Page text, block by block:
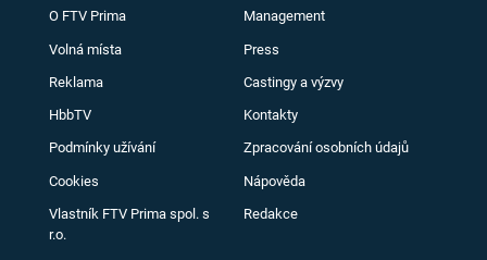
O FTV Prima Management
Volná místa Press
Reklama Castingy a výzvy
HbbTV Kontakty
Podmínky užívání Zpracování osobních údajů
Cookies Nápověda
Vlastník FTV Prima spol. s
r.o.
Redakce